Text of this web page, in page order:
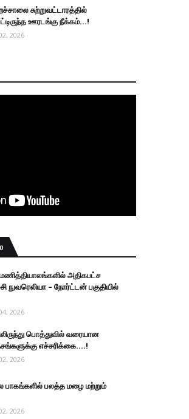
சுற்றுவட்டாரத்தில்
ஊரடங்கு நீக்கம்...!
2026
அதிகபட்ச
நுவரெலியா – நோர்ட்டன் பகுதியில்
2026
பொத்துவில் வரையான
எச்சரிக்கை....!
2026
பாகங்களில் பலத்த மழை மற்றும்
2026